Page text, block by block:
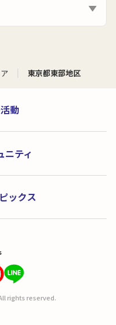
東京都東部地区
動
ニティ
ックス
rights reserved.